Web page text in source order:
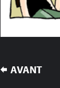
AVANT